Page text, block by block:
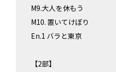
M9.大人を休もう
M10. 置いてけぼり
En.1 バラと東京
【2部】